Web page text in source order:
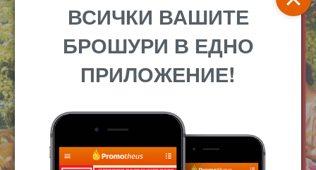
ВСИЧКИ ВАШИТЕ
БРОШУРИ В ЕДНО
ПРИЛОЖЕНИЕ!